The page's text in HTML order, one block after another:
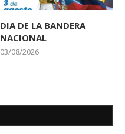
DIA DE LA BANDERA
NACIONAL
03/08/2026